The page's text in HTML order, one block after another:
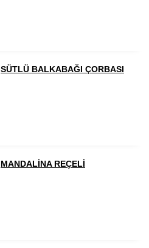
SÜTLÜ BALKABAĞI ÇORBASI
MANDALİNA REÇELİ